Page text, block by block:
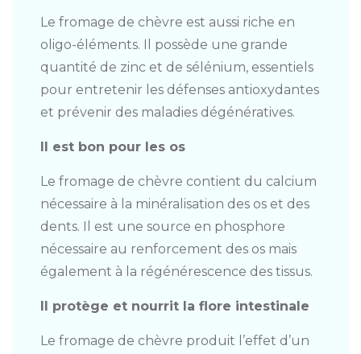
Le fromage de chèvre est aussi riche en
oligo-éléments. Il possède une grande
quantité de zinc et de sélénium, essentiels
pour entretenir les défenses antioxydantes
et prévenir des maladies dégénératives.
Il est bon pour les os
Le fromage de chèvre contient du calcium
nécessaire à la minéralisation des os et des
dents. Il est une source en phosphore
nécessaire au renforcement des os mais
également à la régénérescence des tissus.
Il protège et nourrit la flore intestinale
Le fromage de chèvre produit l’effet d’un